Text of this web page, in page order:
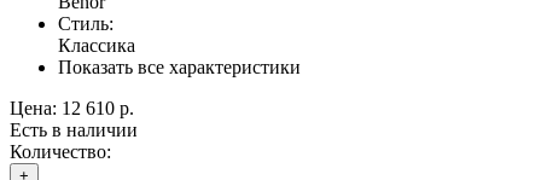
Стиль:
Классика
Показать все характеристики
Цена: 12 610 р.
Есть в наличии
Количество:
+